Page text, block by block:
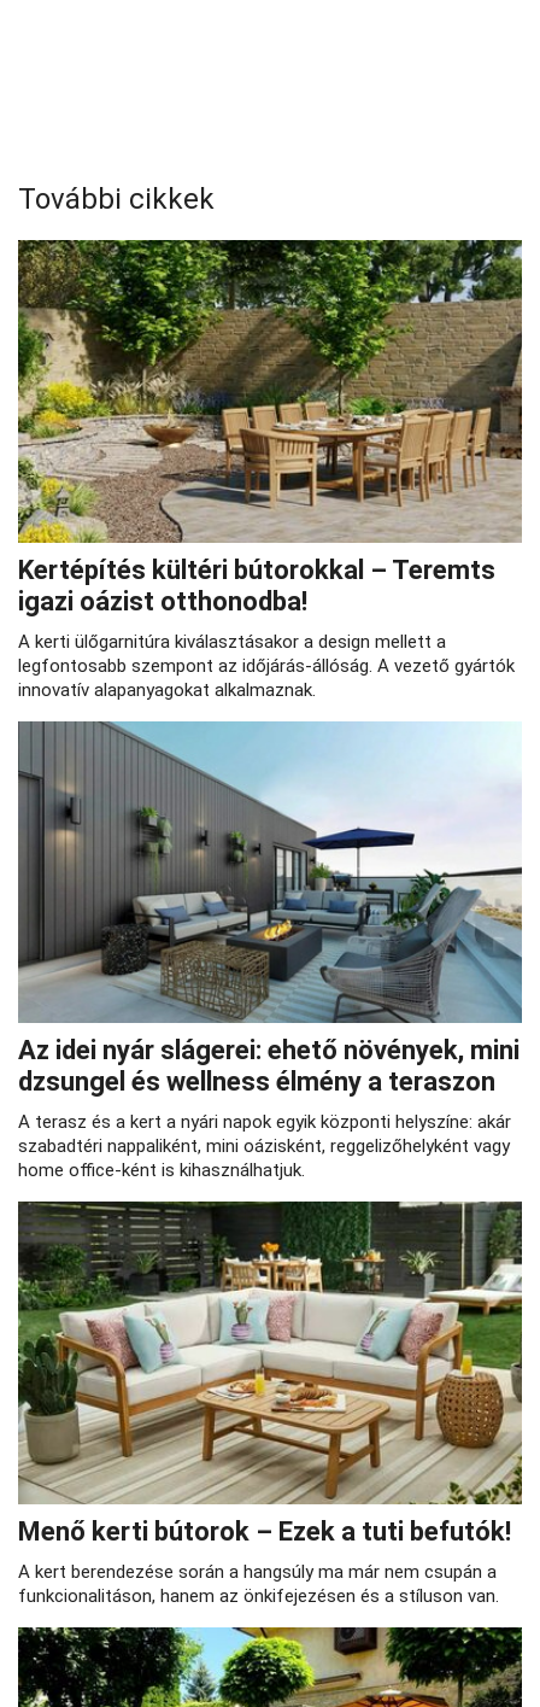
További cikkek
Kertépítés kültéri bútorokkal – Teremts
igazi oázist otthonodba!
A kerti ülőgarnitúra kiválasztásakor a design mellett a
legfontosabb szempont az időjárás-állóság. A vezető gyártók
innovatív alapanyagokat alkalmaznak.
Az idei nyár slágerei: ehető növények, mini
dzsungel és wellness élmény a teraszon
A terasz és a kert a nyári napok egyik központi helyszíne: akár
szabadtéri nappaliként, mini oázisként, reggelizőhelyként vagy
home office-ként is kihasználhatjuk.
Menő kerti bútorok – Ezek a tuti befutók!
A kert berendezése során a hangsúly ma már nem csupán a
funkcionalitáson, hanem az önkifejezésen és a stíluson van.